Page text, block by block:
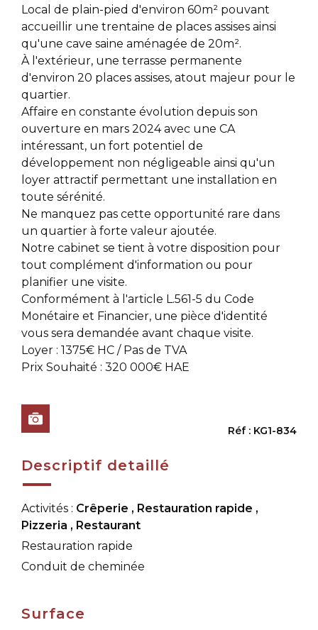
Local de plain-pied d'environ 60m² pouvant
accueillir une trentaine de places assises ainsi
qu'une cave saine aménagée de 20m².
À l'extérieur, une terrasse permanente
d'environ 20 places assises, atout majeur pour le
quartier.
Affaire en constante évolution depuis son
ouverture en mars 2024 avec une CA
intéressant, un fort potentiel de
développement non négligeable ainsi qu'un
loyer attractif permettant une installation en
toute sérénité.
Ne manquez pas cette opportunité rare dans
un quartier à forte valeur ajoutée.
Notre cabinet se tient à votre disposition pour
tout complément d'information ou pour
planifier une visite.
Conformément à l'article L.561-5 du Code
Monétaire et Financier, une pièce d'identité
vous sera demandée avant chaque visite.
Loyer : 1375€ HC / Pas de TVA
Prix Souhaité : 320 000€ HAE
Réf : KG1-834
Descriptif detaillé
Activités : Crêperie , Restauration rapide ,
Pizzeria , Restaurant
Restauration rapide
Conduit de cheminée
Surface